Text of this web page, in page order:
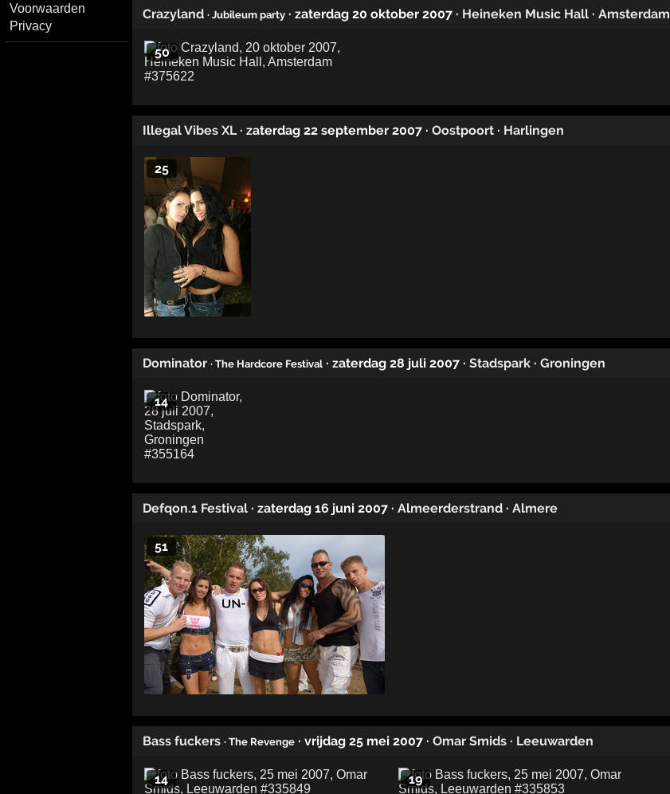
Voorwaarden
Privacy
Crazyland · Jubileum party · zaterdag 20 oktober 2007 · Heineken Music Hall · Amsterdam
50
Illegal Vibes XL · zaterdag 22 september 2007 · Oostpoort · Harlingen
25
Dominator · The Hardcore Festival · zaterdag 28 juli 2007 · Stadspark · Groningen
14
Defqon.1 Festival · zaterdag 16 juni 2007 · Almeerderstrand · Almere
51
Bass fuckers · The Revenge · vrijdag 25 mei 2007 · Omar Smids · Leeuwarden
14 19